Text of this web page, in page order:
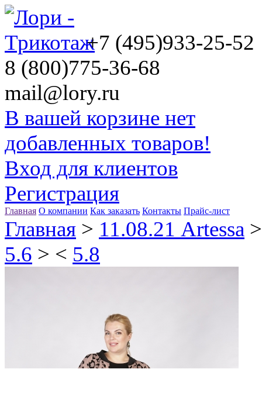
+7 (495)933-25-52
8 (800)775-36-68
mail@lory.ru
В вашей корзине нет
добавленных товаров!
Вход для клиентов
Регистрация
Главная О компании Как заказать Контакты Прайс-лист
Главная > 11.08.21 Artessa
5.6 > < 5.8